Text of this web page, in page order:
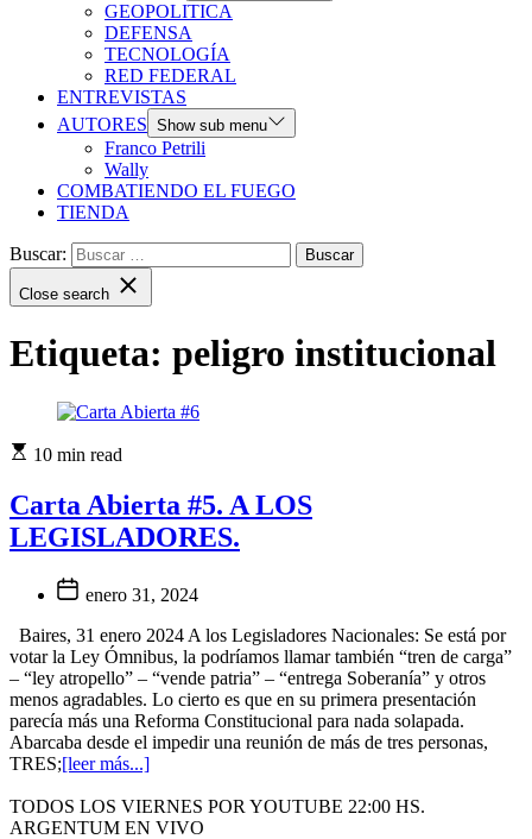
GEOPOLITICA
DEFENSA
TECNOLOGÍA
RED FEDERAL
ENTREVISTAS
AUTORES Show sub menu
Franco Petrili
Wally
COMBATIENDO EL FUEGO
TIENDA
Buscar:
Close search
Etiqueta: peligro institucional
10 min read
Carta Abierta #5. A LOS
LEGISLADORES.
enero 31, 2024
Baires, 31 enero 2024 A los Legisladores Nacionales: Se está por
votar la Ley Ómnibus, la podríamos llamar también “tren de carga”
– “ley atropello” – “vende patria” – “entrega Soberanía” y otros
menos agradables. Lo cierto es que en su primera presentación
parecía más una Reforma Constitucional para nada solapada.
Abarcaba desde el impedir una reunión de más de tres personas,
TRES;[leer más...]
TODOS LOS VIERNES POR YOUTUBE 22:00 HS.
ARGENTUM EN VIVO